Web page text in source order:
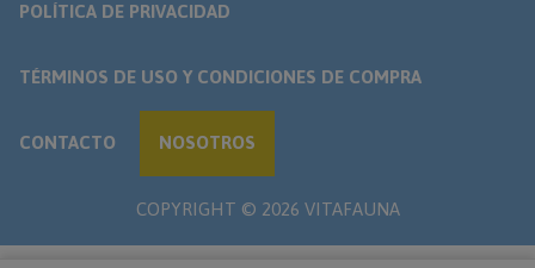
POLÍTICA DE PRIVACIDAD
TÉRMINOS DE USO Y CONDICIONES DE COMPRA
CONTACTO NOSOTROS
COPYRIGHT © 2026 VITAFAUNA